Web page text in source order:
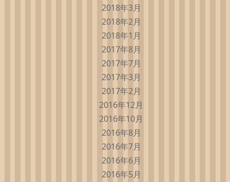
2018年3月
2018年2月
2018年1月
2017年8月
2017年7月
2017年3月
2017年2月
2016年12月
2016年10月
2016年8月
2016年7月
2016年6月
2016年5月